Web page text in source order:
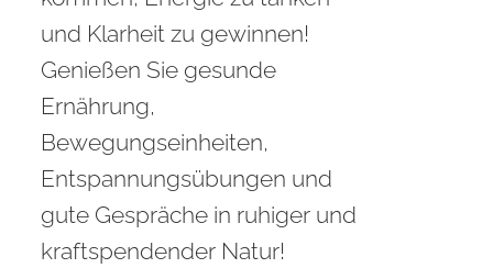
und Klarheit zu gewinnen!
Genießen Sie gesunde
Ernährung,
Bewegungseinheiten,
Entspannungsübungen und
gute Gespräche in ruhiger und
kraftspendender Natur!